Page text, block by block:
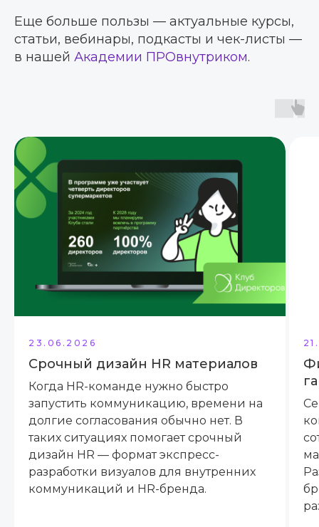
Еще больше пользы — актуальные курсы,
статьи, вебинары, подкасты и чек-листы —
в нашей Академии ПРОвнутриком.
23.06.2026
Срочный дизайн HR материалов
Когда HR-команде нужно быстро
запустить коммуникацию, времени на
долгие согласования обычно нет. В
таких ситуациях помогает срочный
дизайн HR — формат экспресс-
разработки визуалов для внутренних
коммуникаций и HR-бренда.